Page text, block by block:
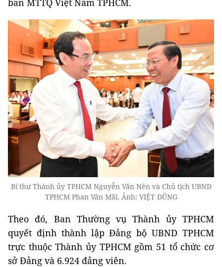
ban MTTQ Việt Nam TPHCM.
Bí thư Thành ủy TPHCM Nguyễn Văn Nên và Chủ tịch UBND
TPHCM Phan Văn Mãi. Ảnh: VIỆT DŨNG
Theo đó, Ban Thường vụ Thành ủy TPHCM
quyết định thành lập Đảng bộ UBND TPHCM
trực thuộc Thành ủy TPHCM gồm 51 tổ chức cơ
sở Đảng và 6.924 đảng viên.